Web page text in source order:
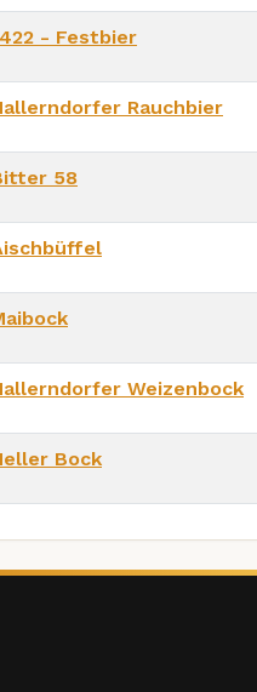
- Festbier
Rauchbier
58
Weizenbock
Bock